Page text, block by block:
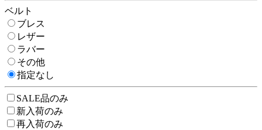
ベルト
ブレス
レザー
ラバー
その他
指定なし
SALE品のみ
新入荷のみ
再入荷のみ